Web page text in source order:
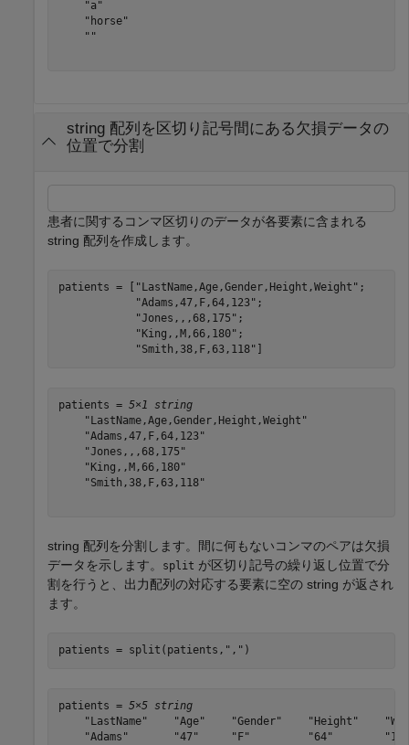
    "a"
    "horse"
    ""
string 配列を区切り記号間にある欠損データの
位置で分割
患者に関するコンマ区切りのデータが各要素に含まれる
string 配列を作成します。
patients = [ "LastName,Age,Gender,Height,Weight" ;
"Adams,47,F,64,123" ;
"Jones,,,68,175" ;
"King,,M,66,180" ;
"Smith,38,F,63,118"
patients = 5×1 string
    "LastName,Age,Gender,Height,Weight"
    "Adams,47,F,64,123"
    "Jones,,,68,175"
    "King,,M,66,180"
    "Smith,38,F,63,118"
string 配列を分割します。間に何もないコンマのペアは欠損
データを示します。
split が区切り記号の繰り返し位置で分
割を行うと、出力配列の対応する要素に空の string が返され
ます。
patients = split(patients, "," )
patients = 5×5 string
"LastName"    "Age"    "Gender"    "Height"
"Adams"       "47"     "F"         "64"